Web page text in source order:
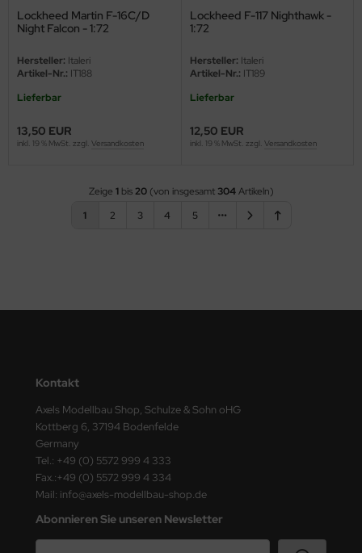
Lockheed Martin F-16C/D
Night Falcon - 1:72
Hersteller: Italeri
Artikel-Nr.: IT188
Lieferbar
13,50 EUR
inkl. 19 % MwSt. zzgl. Versandkosten
Lockheed F-117 Nighthawk -
1:72
Hersteller: Italeri
Artikel-Nr.: IT189
Lieferbar
12,50 EUR
inkl. 19 % MwSt. zzgl. Versandkosten
Zeige 1bis20(von insgesamt 304Artikeln)
1
2 3 4 5
Kontakt
Axels Modellbau Shop, Schulze & Sohn oHG
Kottberg 6, 37194 Bodenfelde
Germany
Tel.: +49 (0) 5572 999 4 333
Fax.:+49 (0) 5572 999 4 334
Mail: info@axels-modellbau-shop.de
Abonnieren Sie unseren Newsletter